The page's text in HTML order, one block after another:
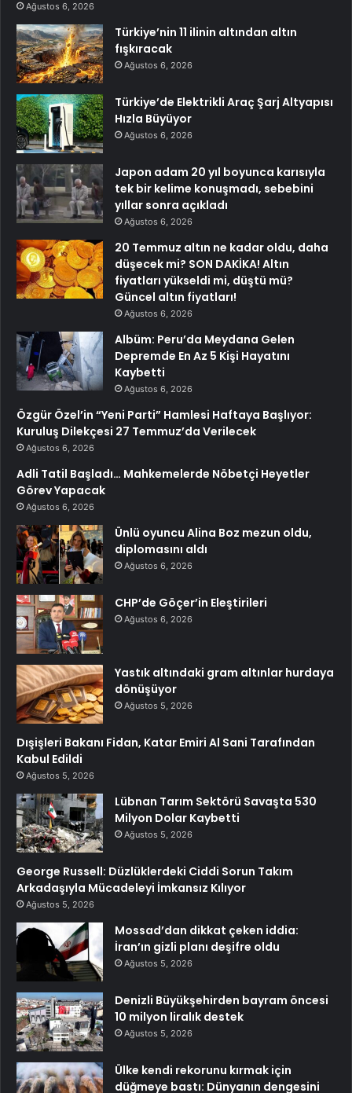
Ağustos 6, 2026
Türkiye’nin 11 ilinin altından altın
fışkıracak
Ağustos 6, 2026
Türkiye’de Elektrikli Araç Şarj Altyapısı
Hızla Büyüyor
Ağustos 6, 2026
Japon adam 20 yıl boyunca karısıyla
tek bir kelime konuşmadı, sebebini
yıllar sonra açıkladı
Ağustos 6, 2026
20 Temmuz altın ne kadar oldu, daha
düşecek mi? SON DAKİKA! Altın
fiyatları yükseldi mi, düştü mü?
Güncel altın fiyatları!
Ağustos 6, 2026
Albüm: Peru’da Meydana Gelen
Depremde En Az 5 Kişi Hayatını
Kaybetti
Ağustos 6, 2026
Özgür Özel’in “Yeni Parti” Hamlesi Haftaya Başlıyor:
Kuruluş Dilekçesi 27 Temmuz’da Verilecek
Ağustos 6, 2026
Adli Tatil Başladı… Mahkemelerde Nöbetçi Heyetler
Görev Yapacak
Ağustos 6, 2026
Ünlü oyuncu Alina Boz mezun oldu,
diplomasını aldı
Ağustos 6, 2026
CHP’de Göçer’in Eleştirileri
Ağustos 6, 2026
Yastık altındaki gram altınlar hurdaya
dönüşüyor
Ağustos 5, 2026
Dışişleri Bakanı Fidan, Katar Emiri Al Sani Tarafından
Kabul Edildi
Ağustos 5, 2026
Lübnan Tarım Sektörü Savaşta 530
Milyon Dolar Kaybetti
Ağustos 5, 2026
George Russell: Düzlüklerdeki Ciddi Sorun Takım
Arkadaşıyla Mücadeleyi İmkansız Kılıyor
Ağustos 5, 2026
Mossad’dan dikkat çeken iddia:
İran’ın gizli planı deşifre oldu
Ağustos 5, 2026
Denizli Büyükşehirden bayram öncesi
10 milyon liralık destek
Ağustos 5, 2026
Ülke kendi rekorunu kırmak için
düğmeye bastı: Dünyanın dengesini